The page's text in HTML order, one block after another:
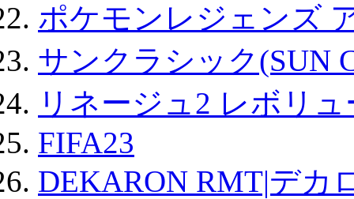
ポケモンレジェンズ
サンクラシック(SUN
リネージュ2 レボリ
FIFA23
DEKARON RMT|デカ